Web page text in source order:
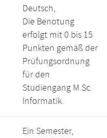
Deutsch,
Die Benotung
erfolgt mit 0 bis 15
Punkten gemäß der
Prüfungsordnung
für den
Studiengang M.Sc.
Informatik.
Ein Semester,